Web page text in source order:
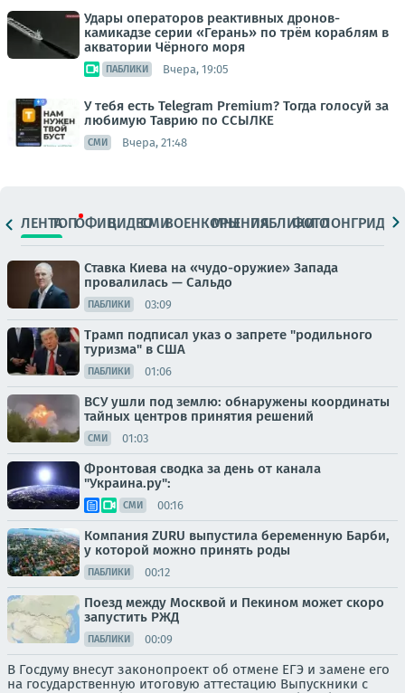
Удары операторов реактивных дронов-
камикадзе серии «Герань» по трём кораблям в
акватории Чёрного моря
ПАБЛИКИ Вчера, 19:05
У тебя есть Telegram Premium? Тогда голосуй за
любимую Таврию по ССЫЛКЕ
СМИ Вчера, 21:48
ЛЕНТАТОПОФИЦ.ВИДЕОСМИВОЕНКОРЫМНЕНИЯПАБЛИКИ
ФОТОЛОНГРИДЫ
Ставка Киева на «чудо-оружие» Запада
провалилась — Сальдо
ПАБЛИКИ 03:09
Трамп подписал указ о запрете "родильного
туризма" в США
ПАБЛИКИ 01:06
ВСУ ушли под землю: обнаружены координаты
тайных центров принятия решений
СМИ 01:03
Фронтовая сводка за день от канала
"Украина.ру":
СМИ 00:16
Компания ZURU выпустила беременную Барби,
у которой можно принять роды
ПАБЛИКИ 00:12
Поезд между Москвой и Пекином может скоро
запустить РЖД
ПАБЛИКИ 00:09
В Госдуму внесут законопроект об отмене ЕГЭ и замене его
на государственную итоговую аттестацию Выпускники с